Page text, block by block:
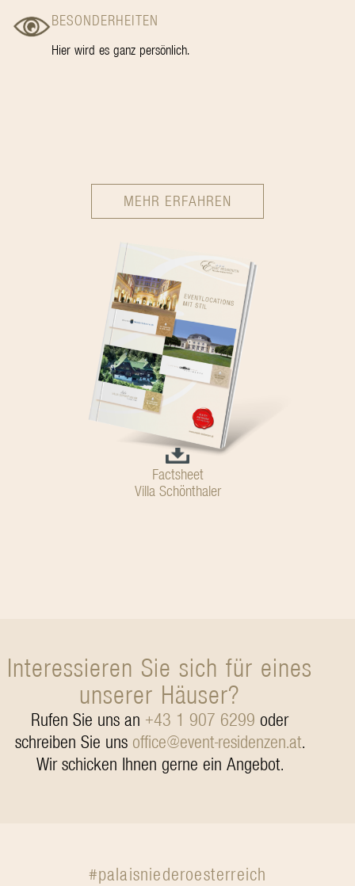
BESONDERHEITEN
Hier wird es ganz persönlich.
MEHR ERFAHREN
Factsheet
Villa Schönthaler
Interessieren Sie sich für eines
unserer Häuser?
Rufen Sie uns an +43 1 907 6299 oder
schreiben Sie uns office@event-residenzen.at.
Wir schicken Ihnen gerne ein Angebot.
#palaisniederoesterreich